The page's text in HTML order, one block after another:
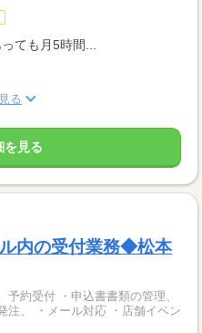
ても月5時間...
る
を見る
内の受付業務◆松本
予約受付 ・申込書書類の管理、
注、 ・メール対応 ・店舗イベン